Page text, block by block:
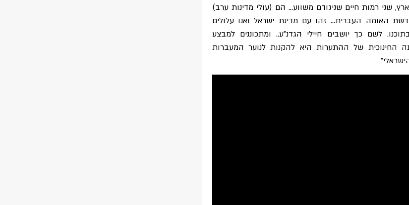
שני רמות חיים שניגודם משווע… הם (עולי מדינות ערב)
האומה העברית… זהו עם מדינת ישראל ואנו עלולים
לשם כך יושבים חיילי הגדנ"ע.. ומתכוננים למבצע
החינוכית של ההתערות היא להקנות לנוער המעברות